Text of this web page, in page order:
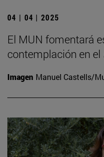
04 | 04 | 2025
El MUN fomentará
contemplación en el
Imagen Manuel Castells/